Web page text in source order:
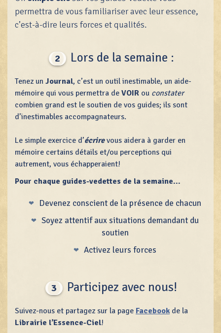
permettra de vous familiariser avec leur essence,
c’est-à-dire leurs forces et qualités.
2 Lors de la semaine :
Tenez un Journal, c’est un outil inestimable, un aide-
mémoire qui vous permettra de VOIR ou constater
combien grand est le soutien de vos guides; ils sont
d’inestimables accompagnateurs.
Le simple exercice d’écrirevous aidera à garder en
mémoire certains détails et/ou perceptions qui
autrement, vous échapperaient!
Pour chaque guides-vedettes de la semaine...
Devenez conscient de la présence de chacun
Soyez attentif aux situations demandant du
soutien
Activez leurs forces
3 Participez avec nous!
Suivez-nous et partagez sur la page Facebook de la
Librairie l’Essence-Ciel!